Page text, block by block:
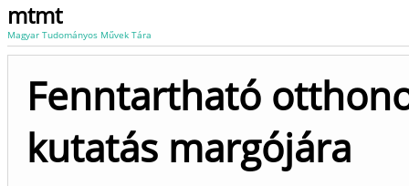
mtmt
Magyar Tudományos Művek Tára
Fenntartható
kutatás margójára